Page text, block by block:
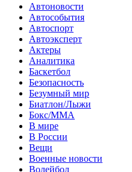
Автоновости
Автособытия
Автоспорт
Автоэксперт
Актеры
Аналитика
Баскетбол
Безопасность
Безумный мир
Биатлон/Лыжи
Бокс/MMA
В мире
В России
Вещи
Военные новости
Волейбол